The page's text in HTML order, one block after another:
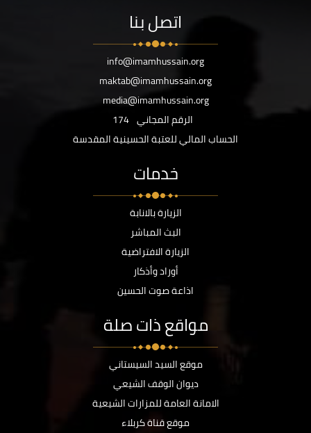
اتصل بنا
info@imamhussain.org
maktab@imamhussain.org
media@imamhussain.org
الرقم المجاني 174
الحساب المالي للعتبة الحسينية المقدسة
خدمات
الزيارة بالانابة
البث المباشر
الزيارة الافتراضية
أوراد وأذكار
اذاعة صوت الحسين
مواقع ذات صلة
موقع السيد السيستاني
ديوان الوقف الشيعي
الامانة العامة للمزارات الشيعية
موقع قناة كربلاء